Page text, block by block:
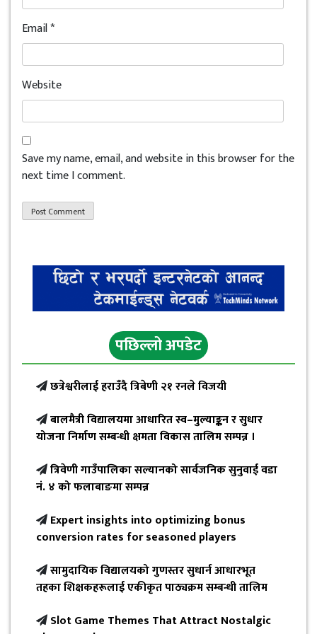
Email*
Website
Save my name, email, and website in this browser for the
next time I comment.
पछिल्लो अपडेट
छत्रेश्वरीलाई हराउँदै त्रिबेणी २१ रनले विजयी
बालमैत्री विद्यालयमा आधारित स्व–मुल्याङ्कन र सुधार
योजना निर्माण सम्बन्धी क्षमता विकास तालिम सम्पन्न ।
त्रिवेणी गाउँपालिका सल्यानको सार्वजनिक सुनुवाई वडा
नं. ४ को फलाबाङमा सम्पन्न
Expert insights into optimizing bonus
conversion rates for seasoned players
सामुदायिक विद्यालयको गुणस्तर सुधार्न आधारभूत
तहका शिक्षकहरूलाई एकीकृत पाठ्यक्रम सम्बन्धी तालिम
Slot Game Themes That Attract Nostalgic